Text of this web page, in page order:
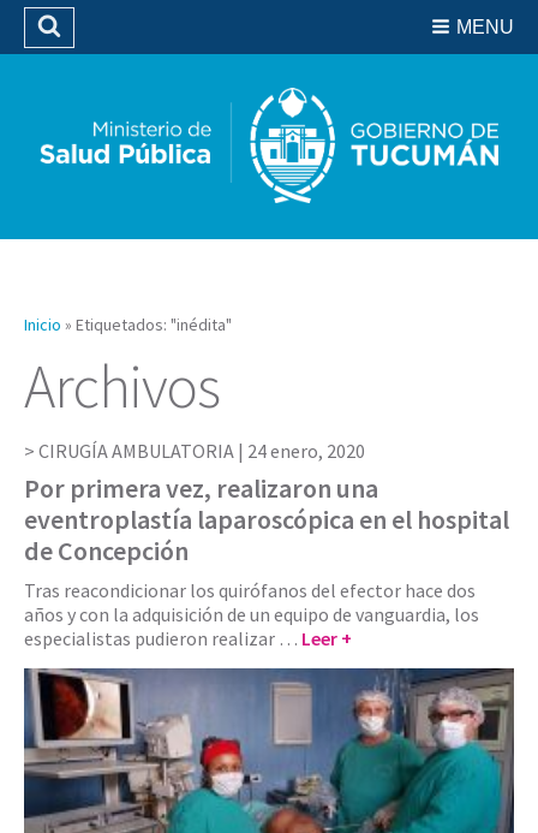
Biblioteca
MENU
Buscar
Inicio » Etiquetados: "inédita"
Archivos
CIRUGÍA AMBULATORIA | 24 enero, 2020
Por primera vez, realizaron una
eventroplastía laparoscópica en el hospital
de Concepción
Tras reacondicionar los quirófanos del efector hace dos
años y con la adquisición de un equipo de vanguardia, los
especialistas pudieron realizar … Leer +